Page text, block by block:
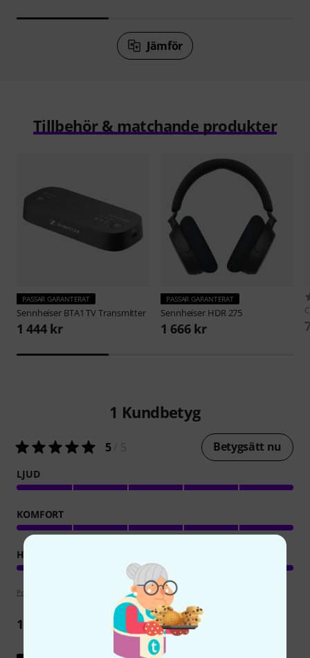
Jämför
Tillbehör & matchande produkter
PASSAR GARANTERAT
Sennheiser BTA1 TV Transmitter
1 444 kr
PASSAR GARANTERAT
Sennheiser HDR 275
1 666 kr
1 Kundbetyg
5/ 5 Betygsätt nu
LJUD
KOMFORT
HANTVERKSKVALITET
Poängpolicy
1